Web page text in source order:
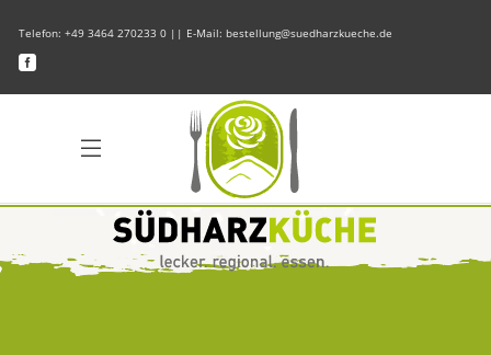
Telefon: +49 3464 270233 0 || E-Mail: bestellung@suedharzkueche.de